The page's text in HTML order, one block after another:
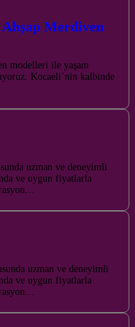
Merdiven
modelleri ile yaşam
Kocaeli’nin kalbinde
uzman ve deneyimli
ve uygun fiyatlarla
uzman ve deneyimli
ve uygun fiyatlarla